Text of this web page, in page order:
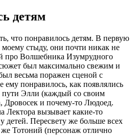
детям
что понравилось детям. В первую
моему стыду, они почти никак не
про Волшебника Изумрудного
был максимально свежим и
весьма поражен сценой с
ему понравилось, как появлялись
пути Элли (каждый со своим
и почему-то Людоед.
Лектора вызывает какие-то
детей. Пересвету же больше всех
Тотоний (персонаж отлично